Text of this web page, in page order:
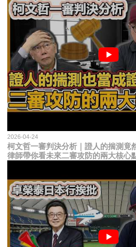
2026-04-24
柯文哲一審判決分析｜證人的揣測竟
律師帶你看未來二審攻防的兩大核心